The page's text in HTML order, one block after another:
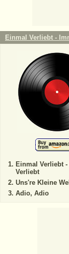
Einmal Verliebt -
Einmal Verliebt
Verliebt
Uns're Kleine
Adio, Adio